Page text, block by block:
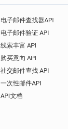
电子邮件查找器API
电子邮件验证 API
线索丰富 API
购买意向 API
社交邮件查找 API
一次性邮件API
API文档